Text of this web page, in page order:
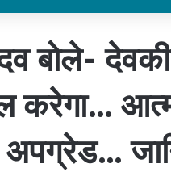
बोले-
करेगा…